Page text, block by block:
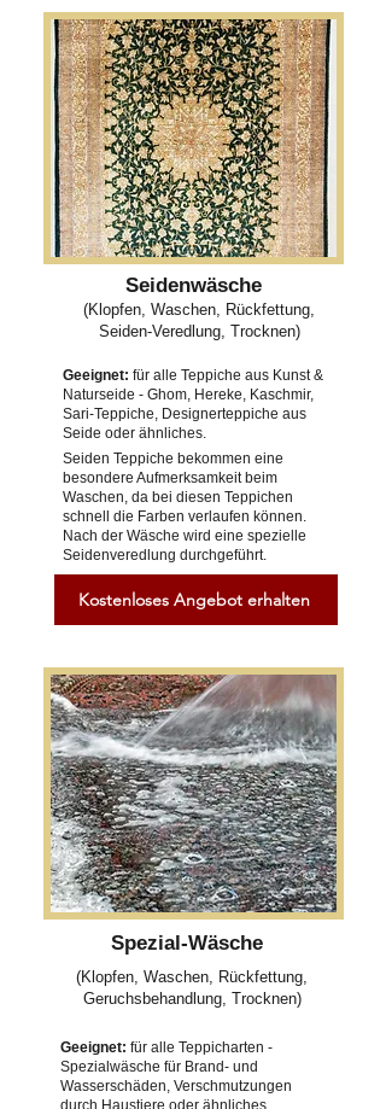
Seidenwäsche
(Klopfen, Waschen, Rückfettung,
Seiden-Veredlung, Trocknen)
Geeignet: für alle Teppiche aus Kunst &
Naturseide - Ghom, Hereke, Kaschmir,
Sari-Teppiche, Designerteppiche aus
Seide oder ähnliches.
Seiden Teppiche bekommen eine
besondere Aufmerksamkeit beim
Waschen, da bei diesen Teppichen
schnell die Farben verlaufen können.
Nach der Wäsche wird eine spezielle
Seidenveredlung durchgeführt.
Kostenloses Angebot erhalten
Spezial-Wäsche
(Klopfen, Waschen, Rückfettung,
Geruchsbehandlung, Trocknen)
Geeignet: für alle Teppicharten -
Spezialwäsche für Brand- und
Wasserschäden, Verschmutzungen
durch Haustiere oder ähnliches